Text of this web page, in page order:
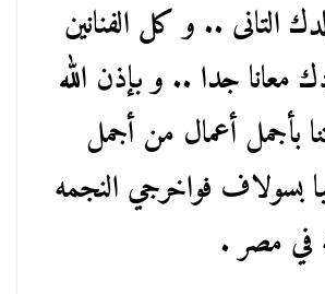
التانى .. و كل الفنانين
معانا جدا .. و بإذن الله
بأجمل أعمال من أجمل
بسولاف فواخرجي النجمه
في مصر .